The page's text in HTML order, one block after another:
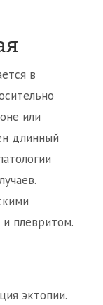
в
или
длинный
и плевритом.
эктопии.